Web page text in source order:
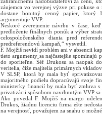
záujemca vo verejnej výzve pri pokuse o
dostane bonitný cenný papier, ktorý
argumentuje VVP.
Neskoré zverejnenie návrhu v čase,
predloženie finálnych ponúk a výber
celospoločenského diania pred
predreferendovú kampaň,“ vysvetlil.
F. Mojžiš nevidí problém ani v absencii
tieto argumenty sa najčastejšie
do sporiteľne. Šéf Drukosu sa naopak
veritelia, čiže majitelia primárnych vkladov.
V SLSP, ktorá by mala byť
majoritného podielu dopracúvajú svoje
ministerky financií by mala byť zmluva s
privatizácii spôsobom navrhnutým VVP sa
Ako povedal F. Mojžiš na margo
Drukos, žiadnu licenciu firma ešte
na verejnosť, považujem za snahu o